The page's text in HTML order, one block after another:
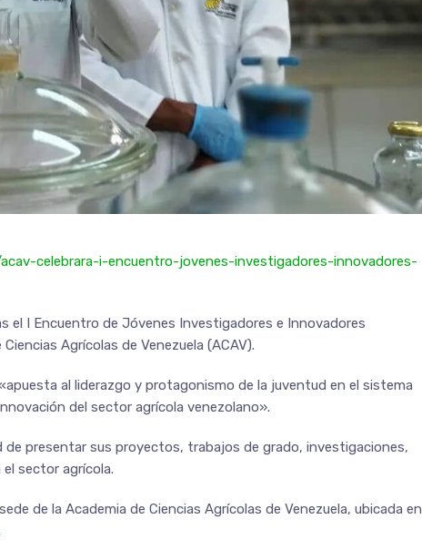
celebrara-i-encuentro-jovenes-investigadores-innovadores-
el I Encuentro de Jóvenes Investigadores e Innovadores
Agrícolas de Venezuela (ACAV).
al liderazgo y protagonismo de la juventud en el sistema
del sector agrícola venezolano».
presentar sus proyectos, trabajos de grado, investigaciones,
sector agrícola.
de la Academia de Ciencias Agrícolas de Venezuela, ubicada en